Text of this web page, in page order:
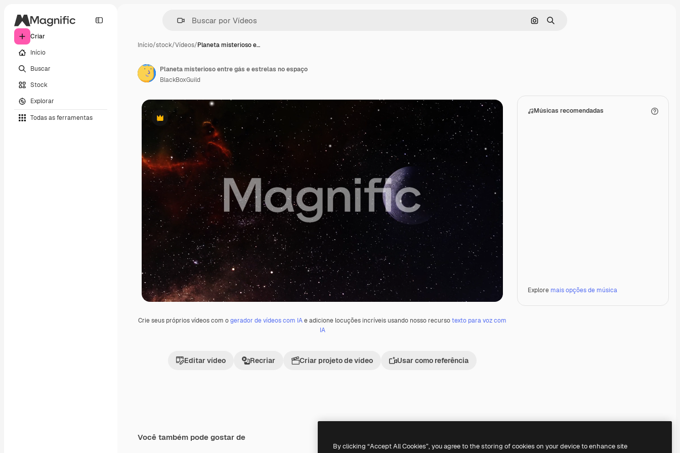
Criar
Início
Buscar
Stock
Explorar
Todas as ferramentas
Pesquisar por imagem
Buscar
Início/stock/Vídeos/Planeta misterioso e…
Premium
Crie seus próprios vídeos com ogerador de vídeos com IAe adicione locuções incríveis usando nosso recursotexto para voz com
IA
Editar vídeo Recriar Criar projeto de vídeo Usar como referência
Músicas recomendadas
Explore mais opções de música
Planeta misterioso entre gás e estrelas no espaço
BlackBoxGuild
Você também pode gostar de
Premium
Premium Premium
Premium
By clicking “Accept All Cookies”, you agree to the storing of cookies on your device to enhance site